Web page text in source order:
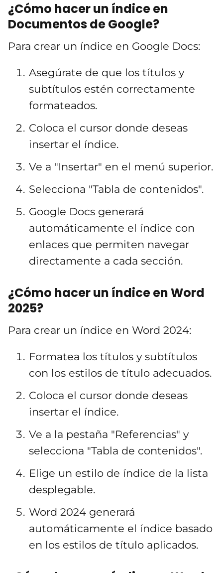
¿Cómo hacer un índice en
Documentos de Google?
Para crear un índice en Google Docs:
Asegúrate de que los títulos y
subtítulos estén correctamente
formateados.
Coloca el cursor donde deseas
insertar el índice.
Ve a "Insertar" en el menú superior.
Selecciona "Tabla de contenidos".
Google Docs generará
automáticamente el índice con
enlaces que permiten navegar
directamente a cada sección.
¿Cómo hacer un índice en Word
2025?
Para crear un índice en Word 2024:
Formatea los títulos y subtítulos
con los estilos de título adecuados.
Coloca el cursor donde deseas
insertar el índice.
Ve a la pestaña "Referencias" y
selecciona "Tabla de contenidos".
Elige un estilo de índice de la lista
desplegable.
Word 2024 generará
automáticamente el índice basado
en los estilos de título aplicados.